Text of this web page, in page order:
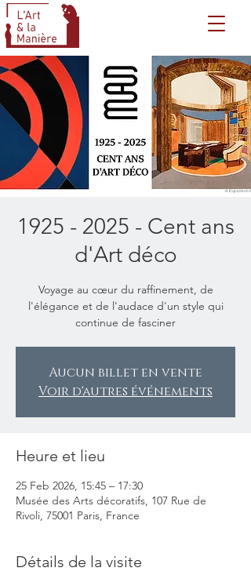
1925 - 2025 - Cent ans
d'Art déco
Voyage au cœur du raffinement, de
l'élégance et de l'audace d'un style qui
continue de fasciner
Aucun billet en vente
Voir d'autres événements
Heure et lieu
25 Feb 2026, 15:45 – 17:30
Musée des Arts décoratifs, 107 Rue de
Rivoli, 75001 Paris, France
Détails de la visite